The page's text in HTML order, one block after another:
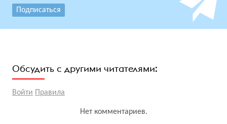
Подписаться
Обсудить с другими читателями:
Войти Правила
Нет комментариев.